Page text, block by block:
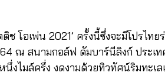
โอเพ่น 2021’ ครั้งนี้ซึ่งจะมีโปรไทย
ณ สนามกอล์ฟ ดัมบาร์นีลิงก์ ประเ
งไมล์ครึ่ง งดงามด้วยทิวทัศน์ริมทะเ